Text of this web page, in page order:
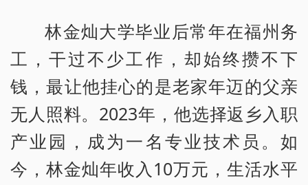
林金灿大学毕业后常年在福州务
工，干过不少工作，却始终攒不下
钱，最让他挂心的是老家年迈的父亲
无人照料。2023年，他选择返乡入职
产业园，成为一名专业技术员。如
今，林金灿年收入10万元，生活水平